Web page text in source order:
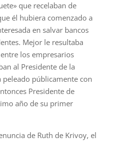
que recelaban de
él hubiera comenzado a
en salvar bancos
Mejor le resultaba
los empresarios
al Presidente de la
peleado públicamente con
Presidente de
año de su primer
de Ruth de Krivoy, el